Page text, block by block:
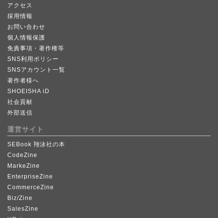
アクセス
採用情報
お問い合わせ
個人情報保護
免責事項・著作権等
SNS利用ポリシー
SNSアカウント一覧
著作者様へ
SHOEISHA iD
社会貢献
外部送信
運営サイト
SEBook 翔泳社の本
CodeZine
MarkeZine
EnterpriseZine
CommerceZine
Biz/Zine
SalesZine